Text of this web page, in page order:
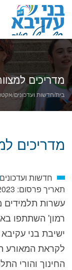
מדריכים
בית/חדשות ועדכונים/
מדריכים
חדשות ועדכונים
תאריך פרסום:
עשרות תלמידים
רמון' השתתפו
ישיבת בני
לקראת המאורע
החינוך והורי